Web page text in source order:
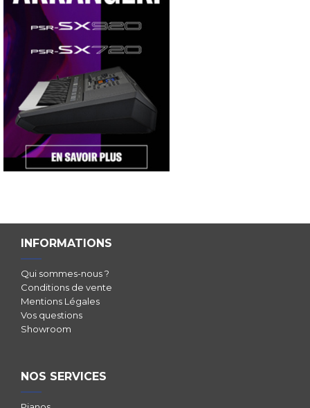
INFORMATIONS
Qui sommes-nous ?
Conditions de vente
Mentions Légales
Vos questions
Showroom
NOS SERVICES